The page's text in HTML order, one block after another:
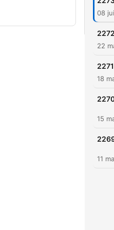
08
2272
22
2271
18
15
11